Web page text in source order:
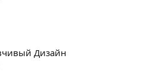
Дизайн